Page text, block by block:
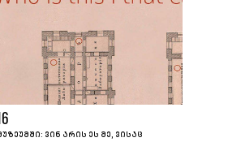
ᲕᲘᲜ ᲐᲠᲘᲡ ᲔᲡ ᲛᲔ, ᲕᲘᲡᲐᲪ